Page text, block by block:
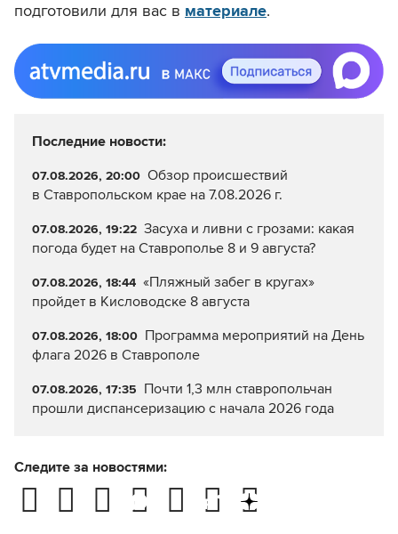
подготовили для вас в материале.
Последние новости:
07.08.2026, 20:00 Обзор происшествий
в Ставропольском крае на 7.08.2026 г.
07.08.2026, 19:22 Засуха и ливни с грозами: какая
погода будет на Ставрополье 8 и 9 августа?
07.08.2026, 18:44 «Пляжный забег в кругах»
пройдет в Кисловодске 8 августа
07.08.2026, 18:00 Программа мероприятий на День
флага 2026 в Ставрополе
07.08.2026, 17:35 Почти 1,3 млн ставропольчан
прошли диспансеризацию с начала 2026 года
Следите за новостями: